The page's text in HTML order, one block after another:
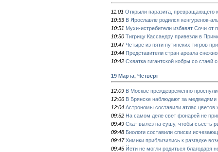
11:01 Открыли паразита, превращающего
10:53 В Ярославле родился кенгуренок-
10:51 Мухи-истребители избавят Сочи от
10:50 Тигрицу Кассандру привезли в
10:47 Четыре из пяти путинских тигров
10:44 Представители стран ареала
10:42 Схватка гигантской кобры со стаей
19 Марта, Четверг
12:09 В Москве преждевременно
12:06 В Брянске наблюдают за медведями
12:04 Астрономы составили атлас
09:52 На самом деле свет фонарей не
09:49 Скат вылез на сушу, чтобы съесть
09:48 Биологи составили списки
09:47 Химики приблизились к разгадке
09:45 Йети не могли родиться благодаря